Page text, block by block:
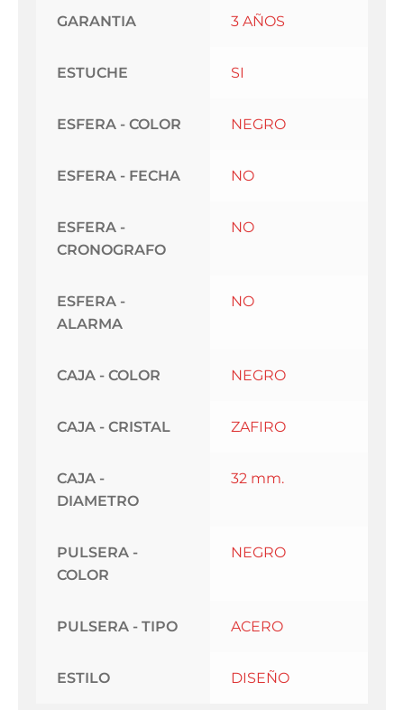
GARANTIA 3 AÑOS
ESTUCHE SI
ESFERA - COLOR NEGRO
ESFERA - FECHA NO
ESFERA -
CRONOGRAFO
NO
ESFERA -
ALARMA
NO
CAJA - COLOR NEGRO
CAJA - CRISTAL ZAFIRO
CAJA -
DIAMETRO
32 mm.
PULSERA -
COLOR
NEGRO
PULSERA - TIPO ACERO
ESTILO DISEÑO